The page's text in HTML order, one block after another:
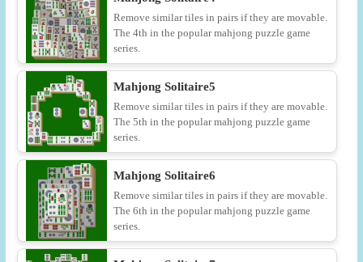
Remove similar tiles in pairs if they are movable.
The 4th in the popular mahjong puzzle game
series.
Mahjong Solitaire5
Remove similar tiles in pairs if they are movable.
The 5th in the popular mahjong puzzle game
series.
Mahjong Solitaire6
Remove similar tiles in pairs if they are movable.
The 6th in the popular mahjong puzzle game
series.